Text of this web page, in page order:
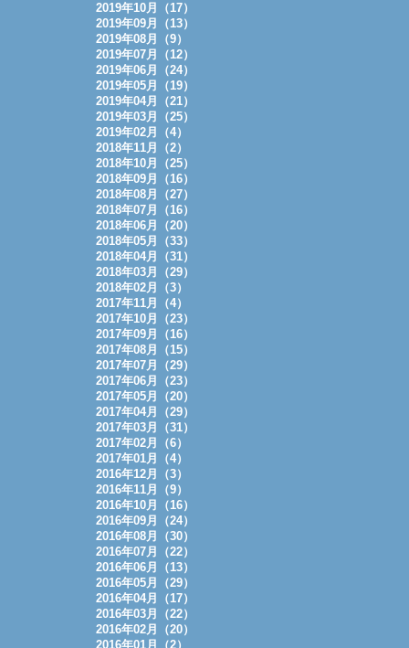
2019年10月（17）
2019年09月（13）
2019年08月（9）
2019年07月（12）
2019年06月（24）
2019年05月（19）
2019年04月（21）
2019年03月（25）
2019年02月（4）
2018年11月（2）
2018年10月（25）
2018年09月（16）
2018年08月（27）
2018年07月（16）
2018年06月（20）
2018年05月（33）
2018年04月（31）
2018年03月（29）
2018年02月（3）
2017年11月（4）
2017年10月（23）
2017年09月（16）
2017年08月（15）
2017年07月（29）
2017年06月（23）
2017年05月（20）
2017年04月（29）
2017年03月（31）
2017年02月（6）
2017年01月（4）
2016年12月（3）
2016年11月（9）
2016年10月（16）
2016年09月（24）
2016年08月（30）
2016年07月（22）
2016年06月（13）
2016年05月（29）
2016年04月（17）
2016年03月（22）
2016年02月（20）
2016年01月（2）